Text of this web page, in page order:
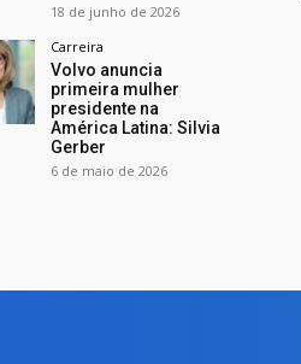
18 de junho de 2026
Carreira
Volvo anuncia
primeira mulher
presidente na
América Latina: Silvia
Gerber
6 de maio de 2026